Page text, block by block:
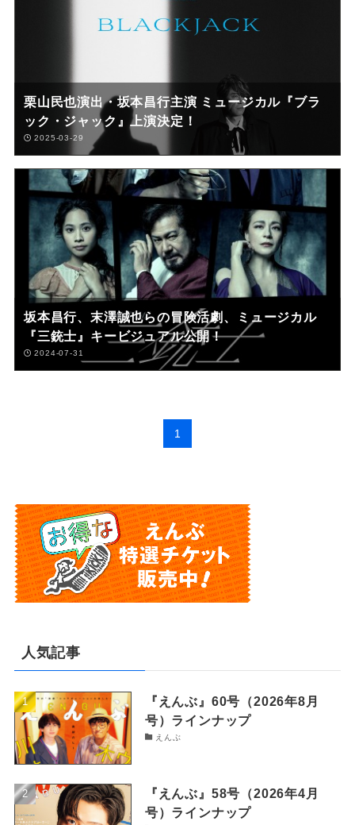
栗山民也演出・坂本昌行主演 ミュージカル『ブラ
ック・ジャック』上演決定！
2025-03-29
坂本昌行、末澤誠也らの冒険活劇、ミュージカル
『三銃士』キービジュアル公開！
2024-07-31
1
人気記事
『えんぶ』60号（2026年8月
号）ラインナップ
えんぶ
『えんぶ』58号（2026年4月
号）ラインナップ